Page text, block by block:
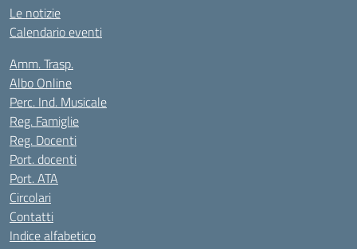
Le notizie
Calendario eventi
Amm. Trasp.
Albo Online
Perc. Ind. Musicale
Reg. Famiglie
Reg. Docenti
Port. docenti
Port. ATA
Circolari
Contatti
Indice alfabetico